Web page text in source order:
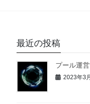
最近の投稿
プール運
2023年3